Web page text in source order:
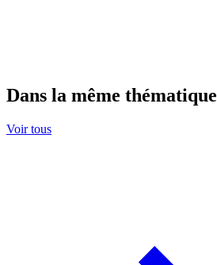
Dans la même thématique
Voir tous